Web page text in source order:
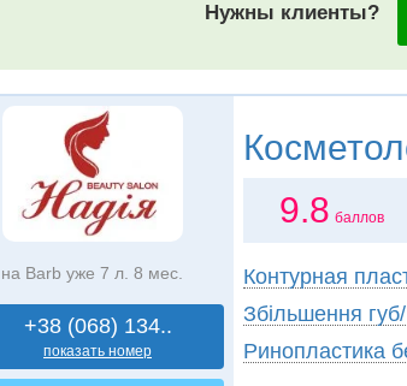
Нужны клиенты?
на Barb уже 7 л. 8 мес.
+38 (068) 134..
показать номер
9.8 баллов
Контурная
Збільшення
Ринопластика